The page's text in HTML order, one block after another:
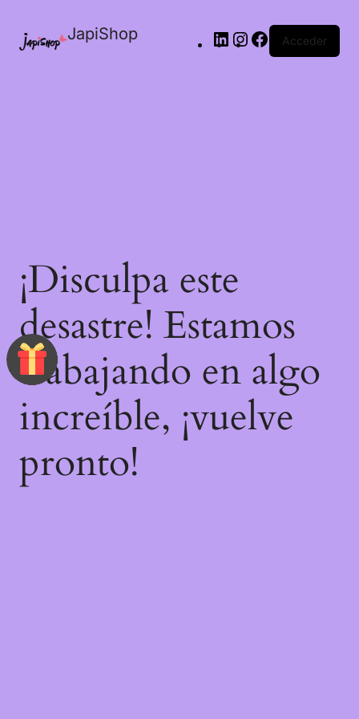
JapiShop Acceder
¡Disculpa este
desastre! Estamos
trabajando en algo
increíble, ¡vuelve
pronto!